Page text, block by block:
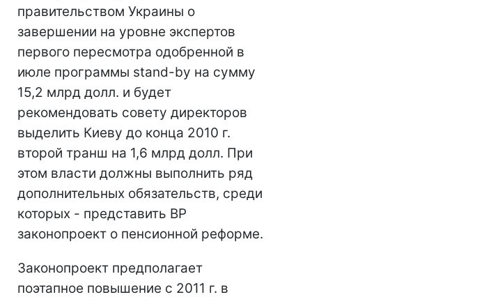
правительством Украины о
завершении на уровне экспертов
первого пересмотра одобренной в
июле программы stand-by на сумму
15,2 млрд долл. и будет
рекомендовать совету директоров
выделить Киеву до конца 2010 г.
второй транш на 1,6 млрд долл. При
этом власти должны выполнить ряд
дополнительных обязательств, среди
которых - представить ВР
законопроект о пенсионной реформе.
Законопроект предполагает
поэтапное повышение с 2011 г. в